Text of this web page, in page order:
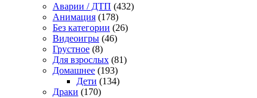
Аварии / ДТП (432)
Анимация (178)
Без категории (26)
Видеоигры (46)
Грустное (8)
Для взрослых (81)
Домашнее (193)
Дети (134)
Драки (170)